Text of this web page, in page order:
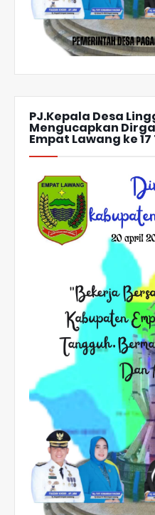
PJ.Kepala Desa
Mengucapkan
Empat Lawang ke